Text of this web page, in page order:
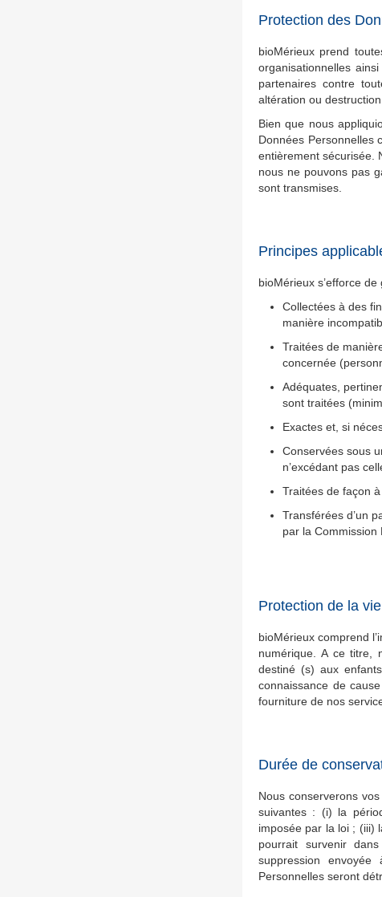
Protection des
bioMérieux prend
organisationnelles
partenaires contre
altération ou
Bien que nous
Données Personnelles
entièrement sécurisée.
nous ne pouvons pas
sont transmises.
Principes
bioMérieux s’efforce
Collectées à des
manière
Traitées de
concernée
Adéquates,
sont traitées
Exactes et, si
Conservées sous
n’excédant pas
Traitées de façon
Transférées d’un
par la Commission
Protection de la
bioMérieux comprend
numérique. A ce titre,
destiné (s) aux
connaissance de
fourniture de nos
Durée de
Nous conserverons
suivantes : (i) la
imposée par la loi ; (iii)
pourrait survenir
suppression envoyée
Personnelles seront